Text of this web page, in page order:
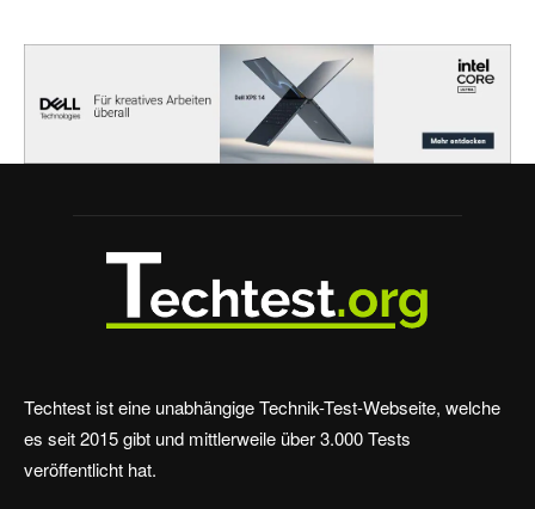
Techtest ist eine unabhängige Technik-Test-Webseite, welche
es seit 2015 gibt und mittlerweile über 3.000 Tests
veröffentlicht hat.